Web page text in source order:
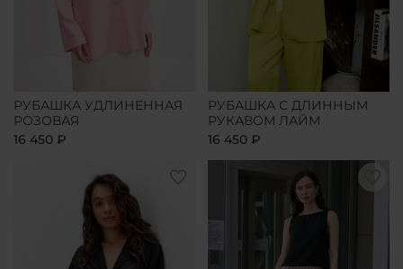
РУБАШКА УДЛИНЕННАЯ
РОЗОВАЯ
16 450 ₽
РУБАШКА С ДЛИННЫМ
РУКАВОМ ЛАЙМ
16 450 ₽